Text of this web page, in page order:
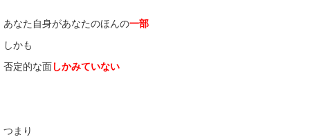
あなた自身があなたのほんの一部
しかも
否定的な面しかみていない
つまり